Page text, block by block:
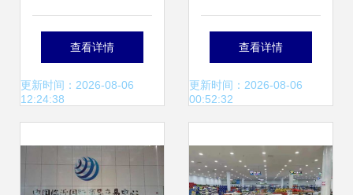
际商品直营中心火
爆招商 诚信邀您共
查看详情
更新时间：2026-08-06
12:24:38
如何接入舟山浙商
融博商品交易中
查看详情
更新时间：2026-08-06
00:52:32